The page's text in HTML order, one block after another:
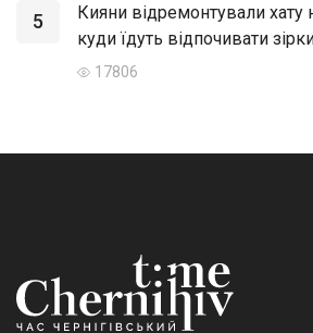
5
Кияни відремонтували хату
куди їдуть відпочивати
17806